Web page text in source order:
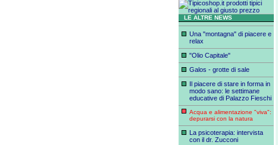
LE ALTRE NEWS
Una "montagna" di piacere e
relax
"Olio Capitale"
Galos - grotte di sale
Il piacere di stare in forma in
modo sano: le settimane
educative di Palazzo Fieschi
Acqua e alimentazione "viva":
depurarsi con la natura
La psicoterapia: intervista
con il dr. Zucconi